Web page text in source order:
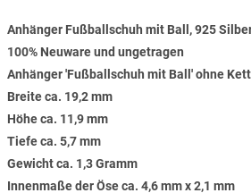
Anhänger Fußballschuh mit Ball, 925
100% Neuware und ungetragen
Anhänger 'Fußballschuh mit Ball' ohne
Breite ca. 19,2 mm
Höhe ca. 11,9 mm
Tiefe ca. 5,7 mm
Gewicht ca. 1,3 Gramm
Innenmaße der Öse ca. 4,6 mm x 2,1 mm